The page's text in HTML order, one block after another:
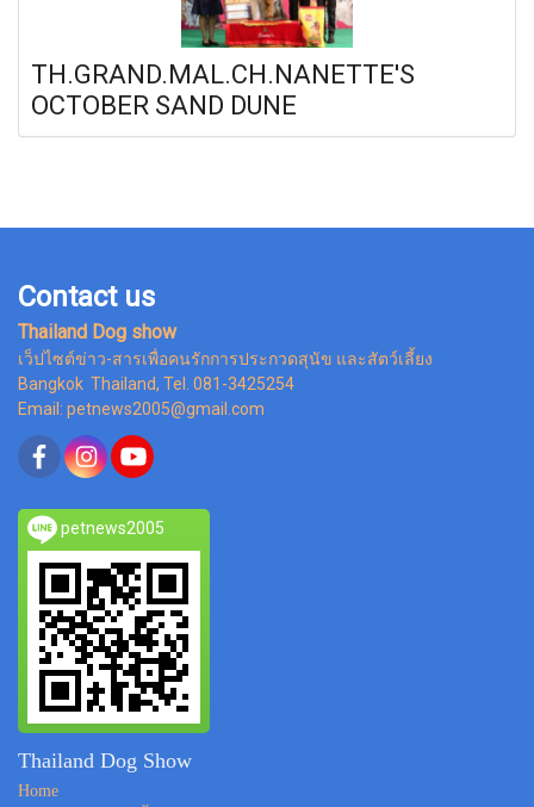
TH.GRAND.MAL.CH.NANETTE'S
OCTOBER SAND DUNE
Contact us
Thailand Dog show
เว็ปไซต์ข่าว-สารเพื่อคนรักการประกวดสุนัข และสัตว์เลี้ยง
Bangkok Thailand, Tel. 081-3425254
Email: petnews2005@gmail.com
petnews2005
Thailand Dog Show
Home